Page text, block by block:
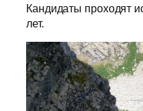
Кандидаты проходят
лет.